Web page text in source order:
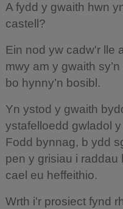
A fydd y gwaith hwn
castell?
Ein nod yw cadw'r lle
mwy am y gwaith
bo hynny’n bosibl.
Yn ystod y gwaith
ystafelloedd gwladol
Fodd bynnag, b ydd
pen y grisiau i raddau
cael eu heffeithio.
Wrth i'r prosiect fynd